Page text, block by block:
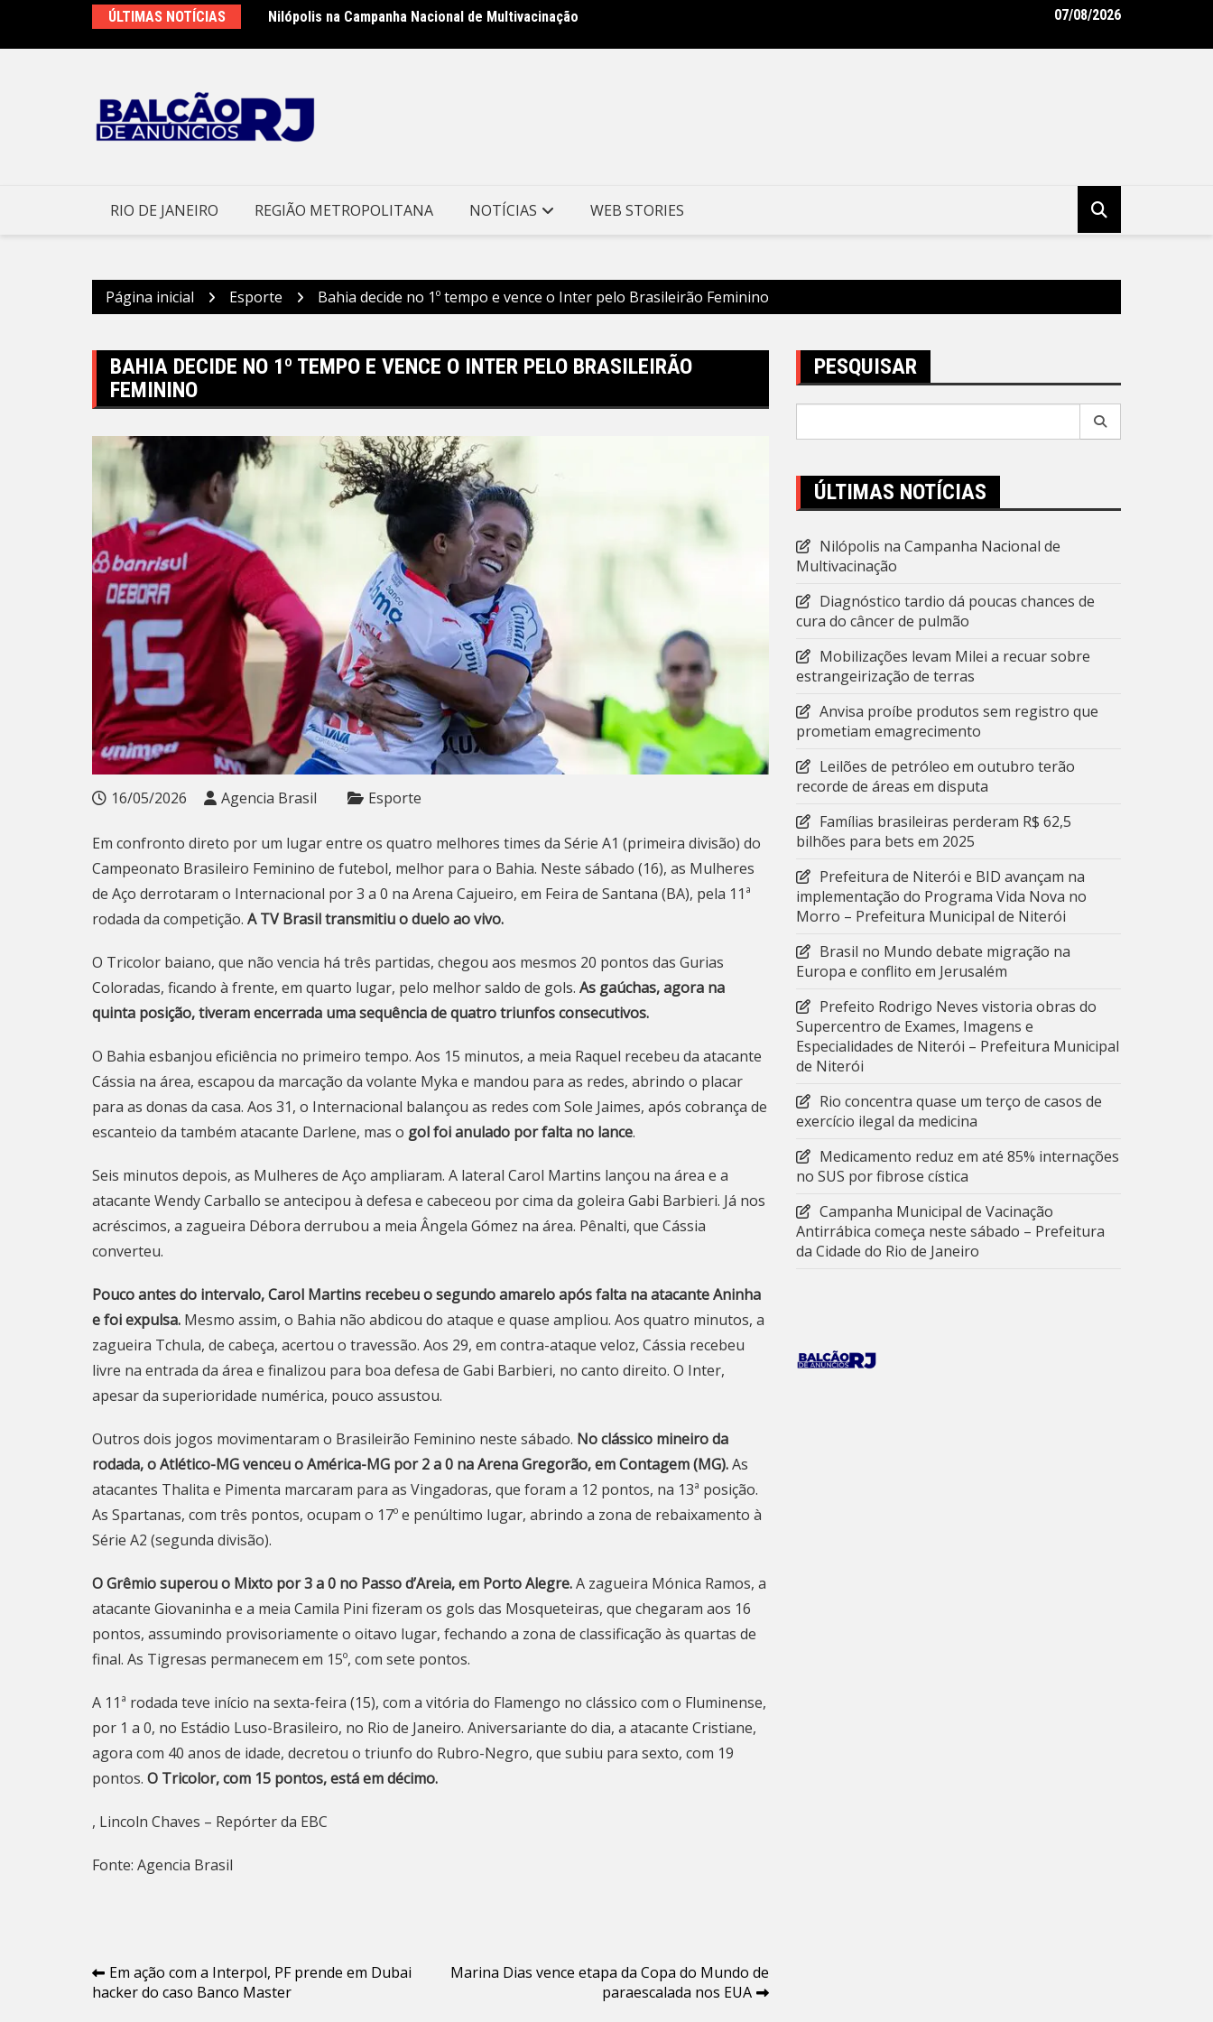
o
ÚLTIMAS NOTÍCIAS Nilópolis na Campanha Nacional de Multivacinação
Prefeitura de Niterói e BID avançam na implementação do Programa
07/08/2026
RIO DE JANEIRO REGIÃO METROPOLITANA NOTÍCIAS WEB STORIES
Página inicial Esporte Bahia decide no 1º tempo e vence o Inter pelo Brasileirão Feminino
BAHIA DECIDE NO 1º TEMPO E VENCE O INTER PELO BRASILEIRÃO
FEMININO
16/05/2026 Agencia Brasil Esporte
Em confronto direto por um lugar entre os quatro melhores times da Série A1 (primeira divisão) do
Campeonato Brasileiro Feminino de futebol, melhor para o Bahia. Neste sábado (16), as Mulheres
de Aço derrotaram o Internacional por 3 a 0 na Arena Cajueiro, em Feira de Santana (BA), pela 11ª
rodada da competição. A TV Brasil transmitiu o duelo ao vivo.
O Tricolor baiano, que não vencia há três partidas, chegou aos mesmos 20 pontos das Gurias
Coloradas, ficando à frente, em quarto lugar, pelo melhor saldo de gols. As gaúchas, agora na
quinta posição, tiveram encerrada uma sequência de quatro triunfos consecutivos.
O Bahia esbanjou eficiência no primeiro tempo. Aos 15 minutos, a meia Raquel recebeu da atacante
Cássia na área, escapou da marcação da volante Myka e mandou para as redes, abrindo o placar
para as donas da casa. Aos 31, o Internacional balançou as redes com Sole Jaimes, após cobrança de
escanteio da também atacante Darlene, mas o gol foi anulado por falta no lance.
Seis minutos depois, as Mulheres de Aço ampliaram. A lateral Carol Martins lançou na área e a
atacante Wendy Carballo se antecipou à defesa e cabeceou por cima da goleira Gabi Barbieri. Já nos
acréscimos, a zagueira Débora derrubou a meia Ângela Gómez na área. Pênalti, que Cássia
converteu.
Pouco antes do intervalo, Carol Martins recebeu o segundo amarelo após falta na atacante Aninha
e foi expulsa. Mesmo assim, o Bahia não abdicou do ataque e quase ampliou. Aos quatro minutos, a
zagueira Tchula, de cabeça, acertou o travessão. Aos 29, em contra-ataque veloz, Cássia recebeu
livre na entrada da área e finalizou para boa defesa de Gabi Barbieri, no canto direito. O Inter,
apesar da superioridade numérica, pouco assustou.
Outros dois jogos movimentaram o Brasileirão Feminino neste sábado. No clássico mineiro da
rodada, o Atlético-MG venceu o América-MG por 2 a 0 na Arena Gregorão, em Contagem (MG).As
atacantes Thalita e Pimenta marcaram para as Vingadoras, que foram a 12 pontos, na 13ª posição.
As Spartanas, com três pontos, ocupam o 17º e penúltimo lugar, abrindo a zona de rebaixamento à
Série A2 (segunda divisão).
O Grêmio superou o Mixto por 3 a 0 no Passo d’Areia, em Porto Alegre.A zagueira Mónica Ramos, a
atacante Giovaninha e a meia Camila Pini fizeram os gols das Mosqueteiras, que chegaram aos 16
pontos, assumindo provisoriamente o oitavo lugar, fechando a zona de classificação às quartas de
final. As Tigresas permanecem em 15º, com sete pontos.
A 11ª rodada teve início na sexta-feira (15), com a vitória do Flamengo no clássico com o Fluminense,
por 1 a 0, no Estádio Luso-Brasileiro, no Rio de Janeiro. Aniversariante do dia, a atacante Cristiane,
agora com 40 anos de idade, decretou o triunfo do Rubro-Negro, que subiu para sexto, com 19
pontos. O Tricolor, com 15 pontos, está em décimo.
, Lincoln Chaves – Repórter da EBC
Fonte: Agencia Brasil
Navegação
de
Em ação com a Interpol, PF prende em Dubai
hacker do caso Banco Master
Marina Dias vence etapa da Copa do Mundo de
paraescalada nos EUA
PESQUISAR
ÚLTIMAS NOTÍCIAS
Nilópolis na Campanha Nacional de
Multivacinação
Diagnóstico tardio dá poucas chances de
cura do câncer de pulmão
Mobilizações levam Milei a recuar sobre
estrangeirização de terras
Anvisa proíbe produtos sem registro que
prometiam emagrecimento
Leilões de petróleo em outubro terão
recorde de áreas em disputa
Famílias brasileiras perderam R$ 62,5
bilhões para bets em 2025
Prefeitura de Niterói e BID avançam na
implementação do Programa Vida Nova no
Morro – Prefeitura Municipal de Niterói
Brasil no Mundo debate migração na
Europa e conflito em Jerusalém
Prefeito Rodrigo Neves vistoria obras do
Supercentro de Exames, Imagens e
Especialidades de Niterói – Prefeitura Municipal
de Niterói
Rio concentra quase um terço de casos de
exercício ilegal da medicina
Medicamento reduz em até 85% internações
no SUS por fibrose cística
Campanha Municipal de Vacinação
Antirrábica começa neste sábado – Prefeitura
da Cidade do Rio de Janeiro